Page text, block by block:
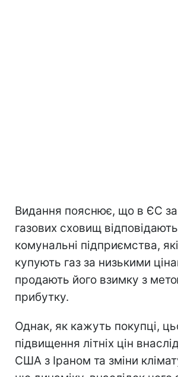
Видання пояснює, що в ЄС
газових сховищ
комунальні підприємства,
купують газ за низькими
продають його взимку з
прибутку.
Однак, як кажуть покупці,
підвищення літніх цін
США з Іраном та зміни